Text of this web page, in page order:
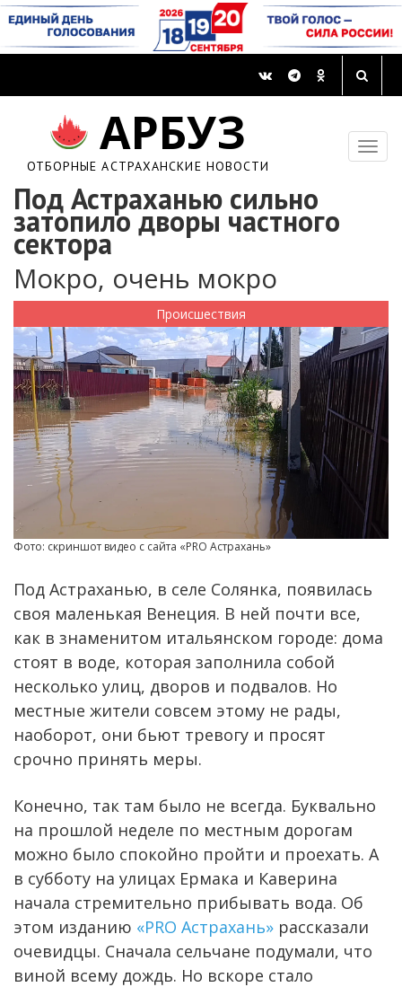
АРБУЗ
ОТБОРНЫЕ АСТРАХАНСКИЕ НОВОСТИ
Под Астраханью сильно
затопило дворы частного
сектора
Мокро, очень мокро
Происшествия
Фото: скриншот видео с сайта «PRO Астрахань»
Под Астраханью, в селе Солянка, появилась
своя маленькая Венеция. В ней почти все,
как в знаменитом итальянском городе: дома
стоят в воде, которая заполнила собой
несколько улиц, дворов и подвалов. Но
местные жители совсем этому не рады,
наоборот, они бьют тревогу и просят
срочно принять меры.
Конечно, так там было не всегда. Буквально
на прошлой неделе по местным дорогам
можно было спокойно пройти и проехать. А
в субботу на улицах Ермака и Каверина
начала стремительно прибывать вода. Об
этом изданию «PRO Астрахань» рассказали
очевидцы. Сначала сельчане подумали, что
виной всему дождь. Но вскоре стало